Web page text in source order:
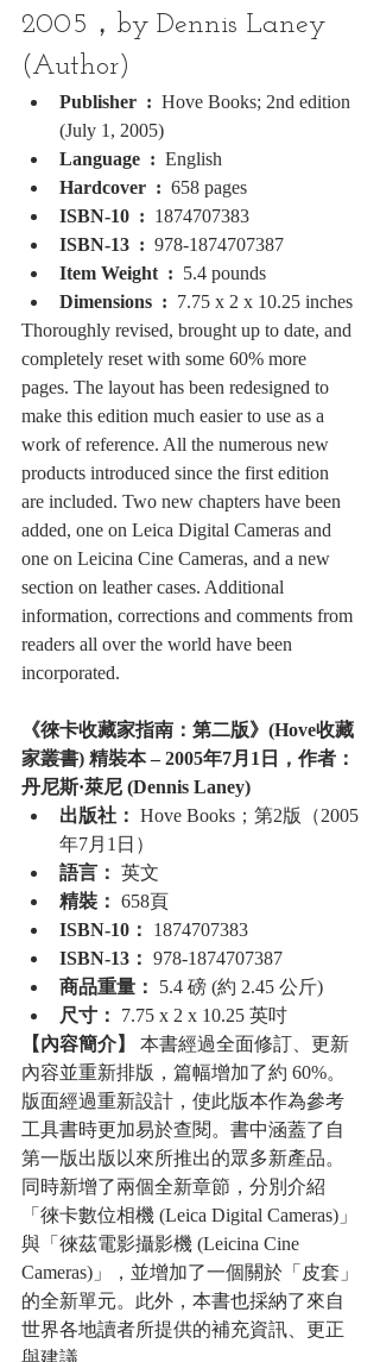
2005，by Dennis Laney
(Author)
Publisher ‏ : ‎ Hove Books; 2nd edition
(July 1, 2005)
Language ‏ : ‎ English
Hardcover ‏ : ‎ 658 pages
ISBN-10 ‏ : ‎ 1874707383
ISBN-13 ‏ : ‎ 978-1874707387
Item Weight ‏ : ‎ 5.4 pounds
Dimensions ‏ : ‎ 7.75 x 2 x 10.25 inches
Thoroughly revised, brought up to date, and
completely reset with some 60% more
pages. The layout has been redesigned to
make this edition much easier to use as a
work of reference. All the numerous new
products introduced since the first edition
are included. Two new chapters have been
added, one on Leica Digital Cameras and
one on Leicina Cine Cameras, and a new
section on leather cases. Additional
information, corrections and comments from
readers all over the world have been
incorporated.
《徠卡收藏家指南：第二版》(Hove收藏
家叢書) 精裝本 – 2005年7月1日，作者：
丹尼斯·萊尼 (Dennis Laney)
出版社： Hove Books；第2版（2005
年7月1日）
語言： 英文
精裝： 658頁
ISBN-10：
1874707383
ISBN-13： 978-1874707387
商品重量：
5.4 磅 (約 2.45 公斤)
尺寸：
7.75 x 2 x 10.25 英吋
【內容簡介】
本書經過全面修訂、更新
內容並重新排版，篇幅增加了約 60%。
版面經過重新設計，使此版本作為參考
工具書時更加易於查閱。書中涵蓋了自
第一版出版以來所推出的眾多新產品。
同時新增了兩個全新章節，分別介紹
「徠卡數位相機 (Leica Digital Cameras)」
與「徠茲電影攝影機 (Leicina Cine
Cameras)」，並增加了一個關於「皮套」
的全新單元。此外，本書也採納了來自
世界各地讀者所提供的補充資訊、更正
與建議。